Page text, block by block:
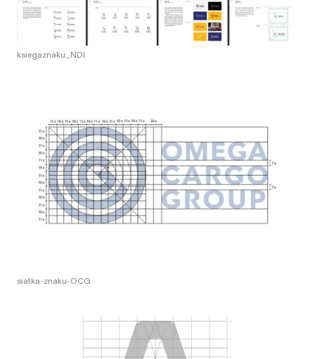
ksiegaznaku_NDI
siatka-znaku-OCG